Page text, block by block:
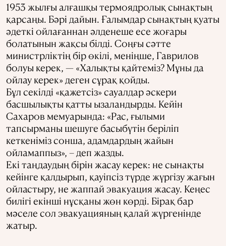
1953 жылғы алғашқы термоядролық сынақтың
қарсаңы. Бәрі дайын. Ғалымдар сынақтың қуаты
әдеткі ойлағаннан әлденеше есе жоғары
болатынын жақсы білді. Соңғы сәтте
министрліктің бір өкілі, меніңше, Гаврилов
болуы керек, — «Халықты қайтеміз? Мұны да
ойлау керек» деген сұрақ қойды.
Бұл секілді «қажетсіз» сауалдар әскери
басшылықты қатты ызаландырды. Кейін
Сахаров мемуарында: «Рас, ғылыми
тапсырманы шешуге басыбүтін беріліп
кеткеніміз сонша, адамдардың жайын
ойламаппыз», – деп жазды.
Екі таңдаудың бірін жасау керек: не сынақты
кейінге қалдырып, қауіпсіз түрде жүргізу жағын
ойластыру, не жаппай эвакуация жасау. Кеңес
билігі екінші нұсқаны жөн көрді. Бірақ бар
мәселе сол эвакуацияның қалай жүргенінде
жатыр.